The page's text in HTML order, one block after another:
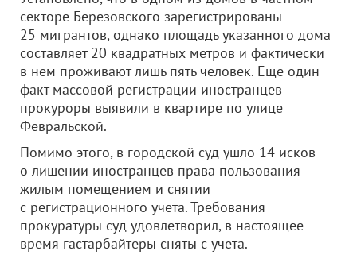
секторе Березовского зарегистрированы
25 мигрантов, однако площадь указанного дома
составляет 20 квадратных метров и фактически
в нем проживают лишь пять человек. Еще один
факт массовой регистрации иностранцев
прокуроры выявили в квартире по улице
Февральской.
Помимо этого, в городской суд ушло 14 исков
о лишении иностранцев права пользования
жилым помещением и снятии
с регистрационного учета. Требования
прокуратуры суд удовлетворил, в настоящее
время гастарбайтеры сняты с учета.